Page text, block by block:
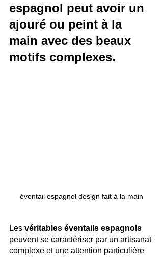
espagnol peut avoir un
ajouré ou peint à la
main avec des beaux
motifs complexes.
éventail espagnol design fait à la main
Les véritables éventails espagnols
peuvent se caractériser par un artisanat
complexe et une attention particulière